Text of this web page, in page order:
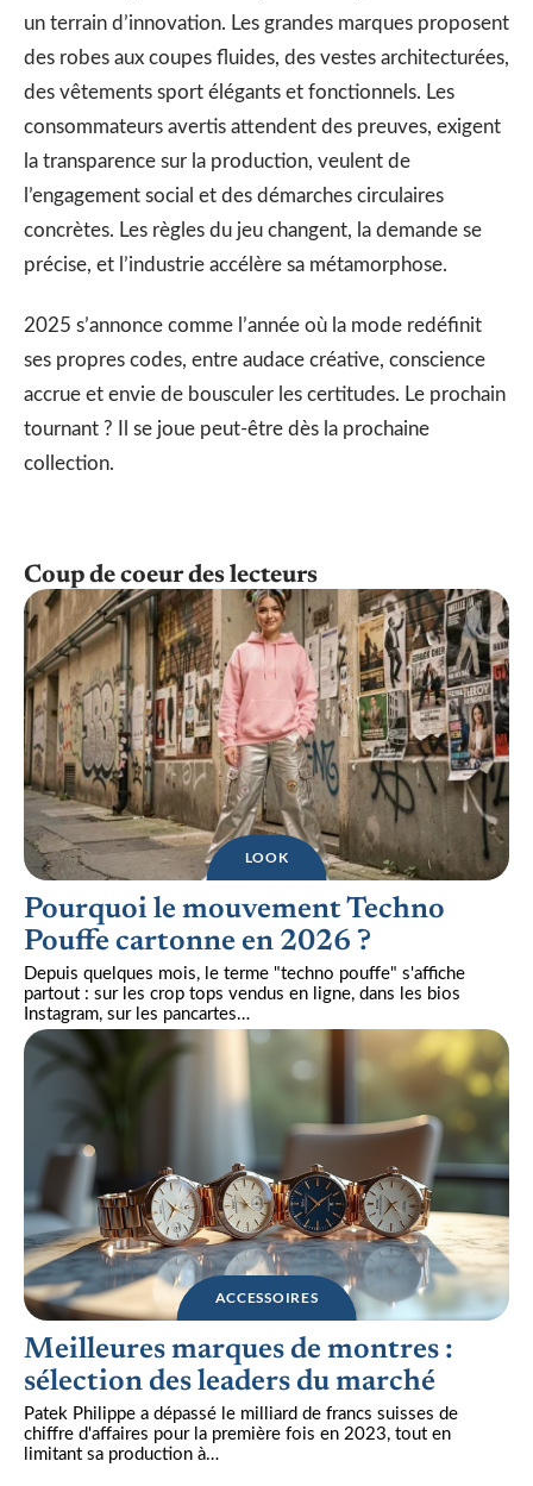
un terrain d’innovation. Les grandes marques proposent
des robes aux coupes fluides, des vestes architecturées,
des vêtements sport élégants et fonctionnels. Les
consommateurs avertis attendent des preuves, exigent
la transparence sur la production, veulent de
l’engagement social et des démarches circulaires
concrètes. Les règles du jeu changent, la demande se
précise, et l’industrie accélère sa métamorphose.
2025 s’annonce comme l’année où la mode redéfinit
ses propres codes, entre audace créative, conscience
accrue et envie de bousculer les certitudes. Le prochain
tournant ? Il se joue peut-être dès la prochaine
collection.
Coup de coeur des lecteurs
LOOK
Pourquoi le mouvement Techno
Pouffe cartonne en 2026 ?
Depuis quelques mois, le terme "techno pouffe" s'affiche
partout : sur les crop tops vendus en ligne, dans les bios
Instagram, sur les pancartes…
ACCESSOIRES
Meilleures marques de montres :
sélection des leaders du marché
Patek Philippe a dépassé le milliard de francs suisses de
chiffre d'affaires pour la première fois en 2023, tout en
limitant sa production à…